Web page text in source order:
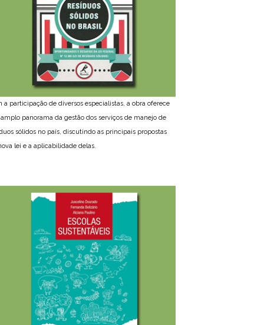
a participação de diversos especialistas, a obra oferece
panorama da gestão dos serviços de manejo de
sólidos no país, discutindo as principais propostas
lei e a aplicabilidade delas.